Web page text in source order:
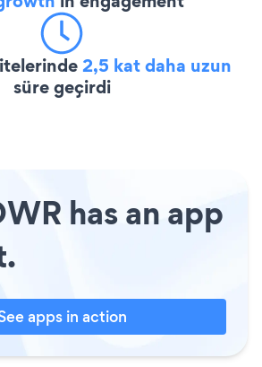
2,5 kat daha uzun
süre geçirdi
has an app
apps in action